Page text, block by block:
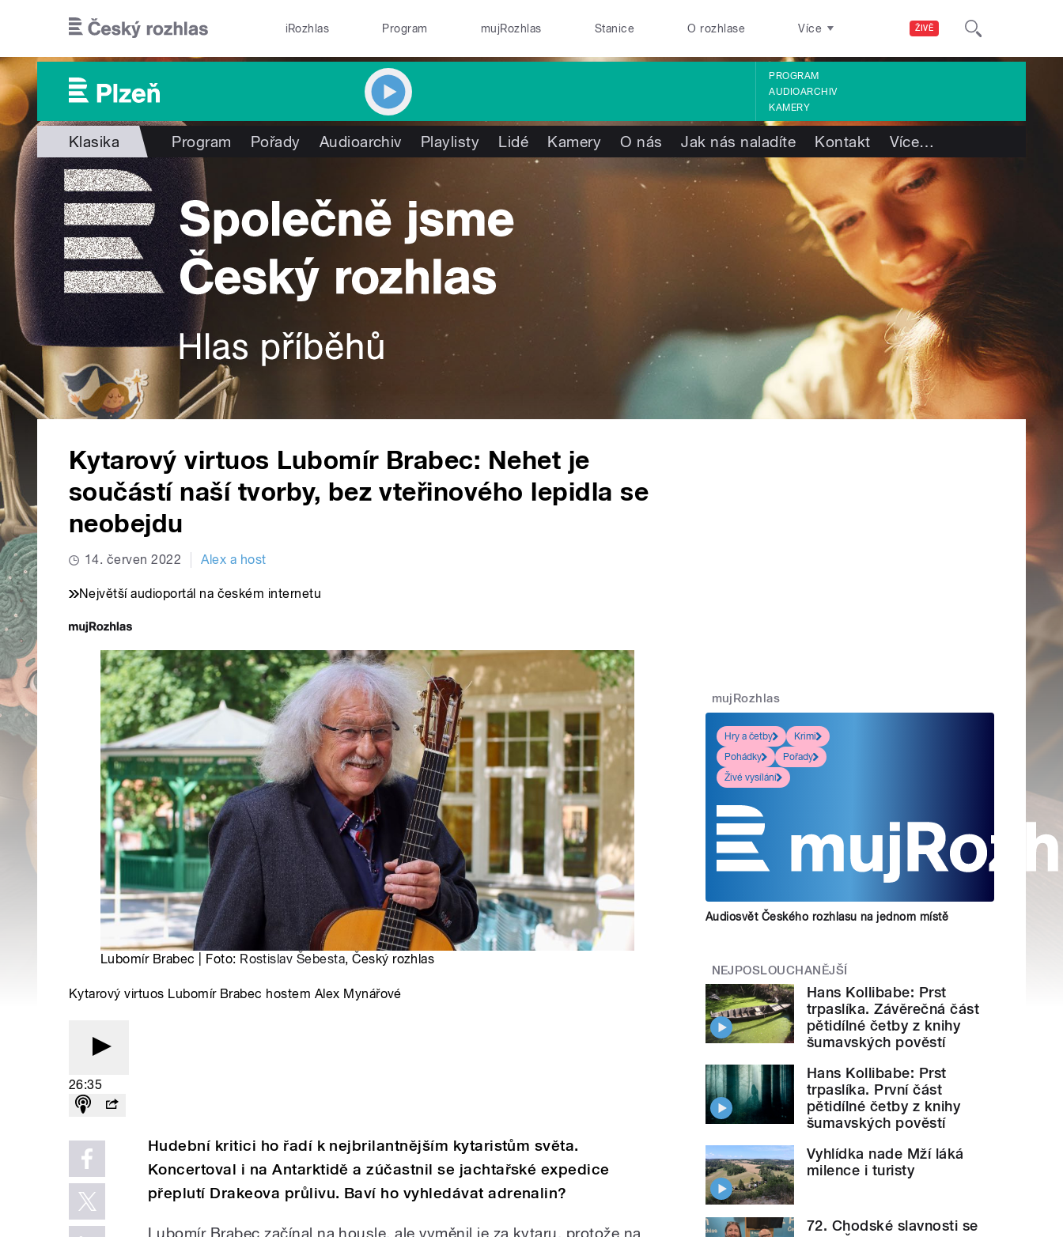
ŽIVĚ
iRozhlas Program mujRozhlas Stanice O rozhlase Více
PROGRAM
AUDIOARCHIV
KAMERY
Klasika Program Pořady Audioarchiv Playlisty Lidé Kamery O nás Jak nás naladíte Kontakt Více…
Kytarový virtuos Lubomír Brabec: Nehet je
součástí naší tvorby, bez vteřinového lepidla se
neobejdu
14. červen 2022 Alex a host
Největší audioportál na českém internetu
Lubomír Brabec | Foto: Rostislav Šebesta, Český rozhlas
Kytarový virtuos Lubomír Brabec hostem Alex Mynářové
26:35
Hudební kritici ho řadí k nejbrilantnějším kytaristům světa.
Koncertoval i na Antarktidě a zúčastnil se jachtařské expedice
přeplutí Drakeova průlivu. Baví ho vyhledávat adrenalin?
Lubomír Brabec začínal na housle, ale vyměnil je za kytaru, protože na
mujRozhlas
Hry a četby
Krimi
Pohádky
Pořady
Živé vysílání
Audiosvět Českého rozhlasu na jednom místě
NEJPOSLOUCHANĚJŠÍ
Hans Kollibabe: Prst
trpaslíka. Závěrečná část
pětidílné četby z knihy
šumavských pověstí
Hans Kollibabe: Prst
trpaslíka. První část
pětidílné četby z knihy
šumavských pověstí
Vyhlídka nade Mží láká
milence i turisty
72. Chodské slavnosti se